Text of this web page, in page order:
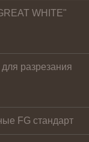
WHITE"
разрезания
FG стандарт